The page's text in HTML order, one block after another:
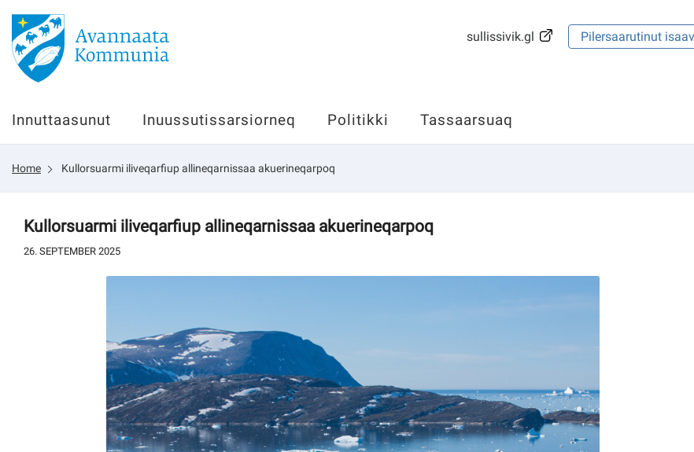
Innuttaasunut
Inuussutissarsiorneq
Politikki
Tassaarsuaq
Pilersaarutinut isaavik
Kommuni pillugu paasissutissat
sullissivik.gl Pilersaarutinut
Innuttaasunut Inuussutissarsiorneq Politikki Tassaarsuaq
Home Kullorsuarmi iliveqarfiup allineqarnissaa akuerineqarpoq
Kullorsuarmi iliveqarfiup allineqarnissaa akuerineqarpoq
26. SEPTEMBER 2025